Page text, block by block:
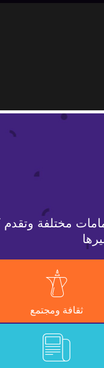
مختلفة وتقدم
ثقافة ومجتمع